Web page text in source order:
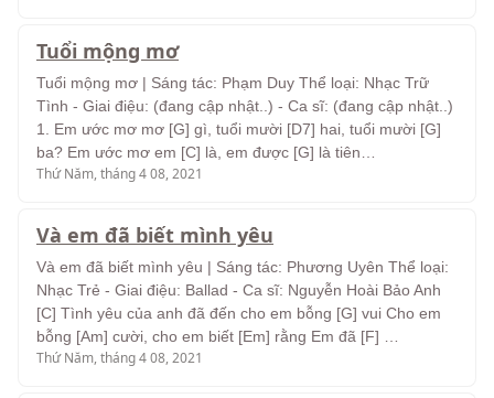
Tuổi mộng mơ
Tuổi mộng mơ | Sáng tác: Phạm Duy Thể loại: Nhạc Trữ
Tình - Giai điệu: (đang cập nhật..) - Ca sĩ: (đang cập nhật..)
1. Em ước mơ mơ [G] gì, tuổi mười [D7] hai, tuổi mười [G]
ba? Em ước mơ em [C] là, em được [G] là tiên…
Thứ Năm, tháng 4 08, 2021
Và em đã biết mình yêu
Và em đã biết mình yêu | Sáng tác: Phương Uyên Thể loại:
Nhạc Trẻ - Giai điệu: Ballad - Ca sĩ: Nguyễn Hoài Bảo Anh
[C] Tình yêu của anh đã đến cho em bỗng [G] vui Cho em
bỗng [Am] cười, cho em biết [Em] rằng Em đã [F] …
Thứ Năm, tháng 4 08, 2021